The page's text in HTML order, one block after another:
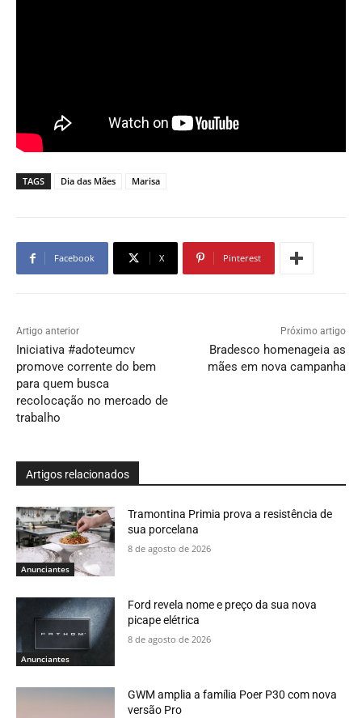
TAGS Dia das Mães Marisa
Facebook X Pinterest
Artigo anterior
Iniciativa #adoteumcv
promove corrente do bem
para quem busca
recolocação no mercado de
trabalho
Próximo artigo
Bradesco homenageia as
mães em nova campanha
Artigos relacionados
Anunciantes
Tramontina Primia prova a resistência de
sua porcelana
8 de agosto de 2026
Anunciantes
Ford revela nome e preço da sua nova
picape elétrica
8 de agosto de 2026
GWM amplia a família Poer P30 com nova
versão Pro